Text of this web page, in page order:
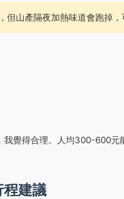
山產隔夜加熱味道會跑掉，
覺得合理。人均300-600元
程建議